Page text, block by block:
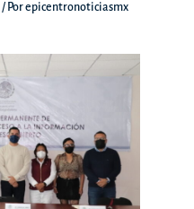
/ Porepicentronoticiasmx